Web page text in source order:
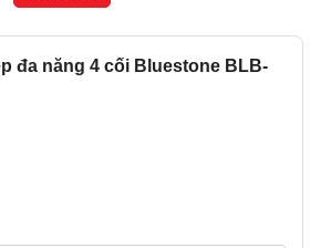
tiện dụng
việc.
đa năng 4 cối Bluestone BLB-